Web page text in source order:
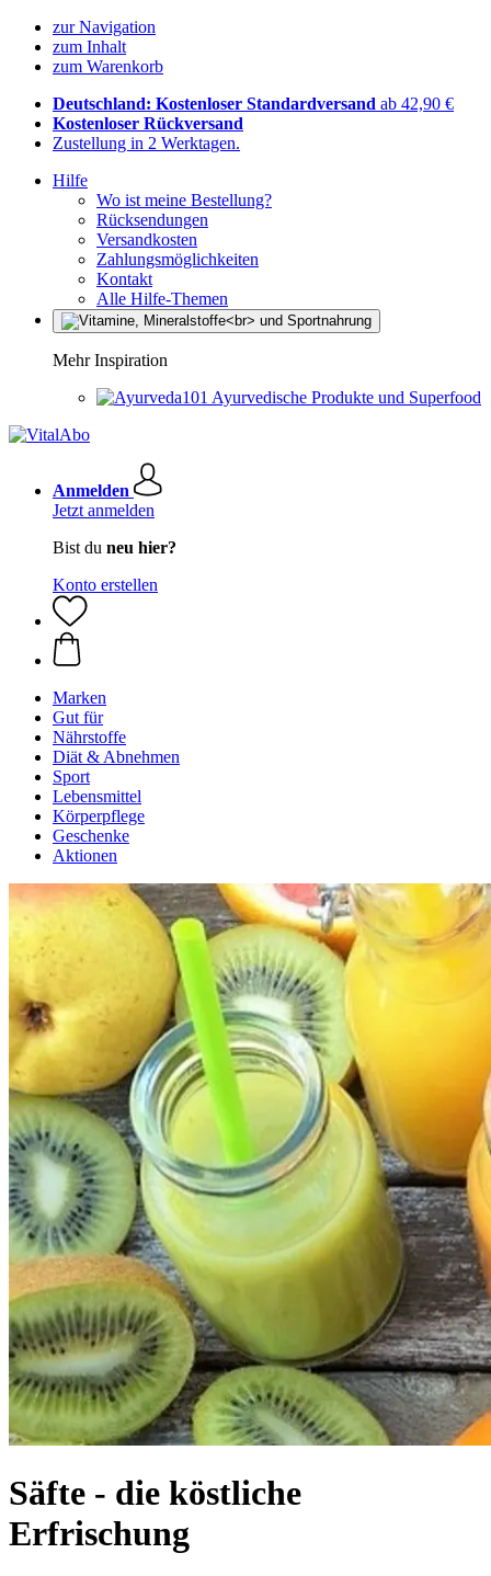
zur Navigation
zum Inhalt
zum Warenkorb
Deutschland: Kostenloser Standardversand ab 42,90 €
Kostenloser Rückversand
Zustellung in 2 Werktagen.
Hilfe
Wo ist meine Bestellung?
Rücksendungen
Versandkosten
Zahlungsmöglichkeiten
Kontakt
Alle Hilfe-Themen
Mehr Inspiration
Ayurvedische Produkte und Superfood
Anmelden
Jetzt anmelden
Bist du neu hier?
Konto erstellen
Marken
Gut für
Nährstoffe
Diät & Abnehmen
Sport
Lebensmittel
Körperpflege
Geschenke
Aktionen
Säfte - die köstliche
Erfrischung